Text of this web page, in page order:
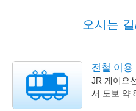
오시는
전철 이용
JR 게이요
서 도보 약